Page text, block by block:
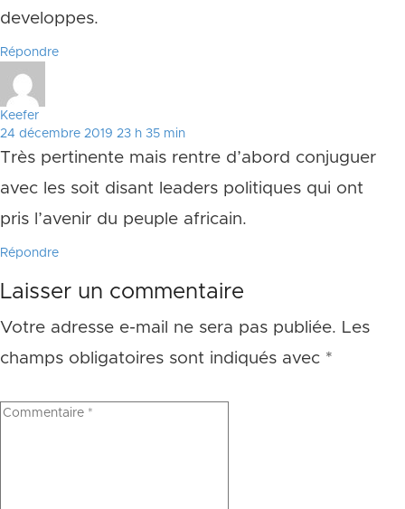
developpes.
Répondre
Keefer
24 décembre 2019 23 h 35 min
Très pertinente mais rentre d’abord conjuguer
avec les soit disant leaders politiques qui ont
pris l’avenir du peuple africain.
Répondre
Laisser un commentaire
Votre adresse e-mail ne sera pas publiée. Les
champs obligatoires sont indiqués avec *